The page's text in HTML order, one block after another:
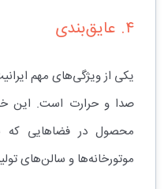
۴. عایق‌بندی
یکی از ویژگی‌های مهم
صدا و حرارت است. این
محصول در فضاهایی که
موتورخانه‌ها و سالن‌های